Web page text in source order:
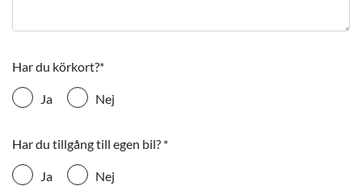
Har du körkort?*
Ja Nej
Har du tillgång till egen bil? *
Ja Nej